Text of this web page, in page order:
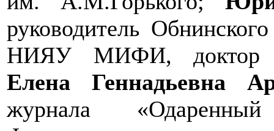
руководитель
НИЯУ МИФИ, доктор
Елена Геннадьевна
журнала